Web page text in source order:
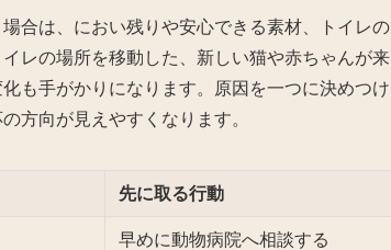
合は、におい残りや安心できる素材、トイレの
レの場所を移動した、新しい猫や赤ちゃんが来
も手がかりになります。原因を一つに決めつけ
方向が見えやすくなります。
先に取る行動
早めに動物病院へ相談する